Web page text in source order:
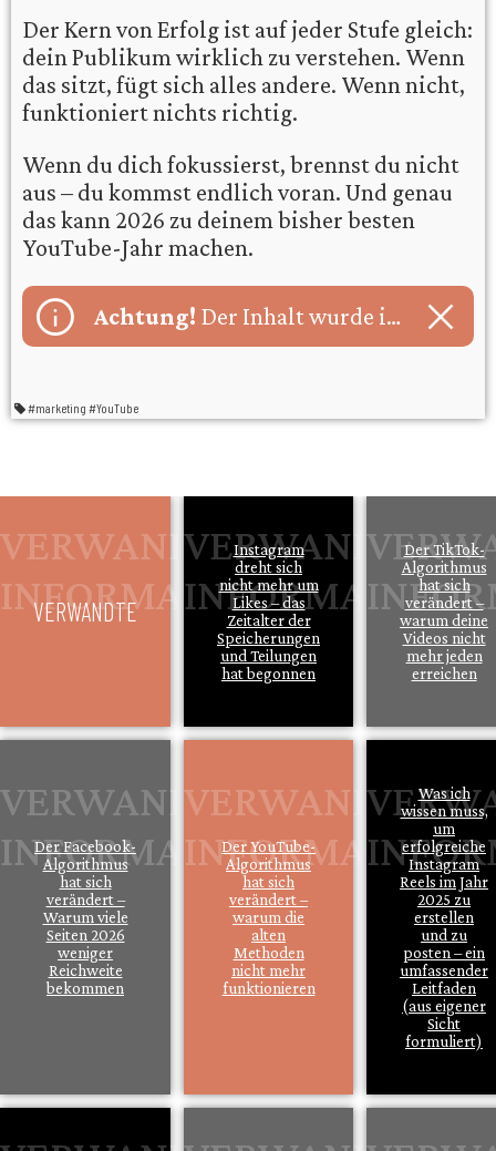
Der Kern von Erfolg ist auf jeder Stufe gleich:
dein Publikum wirklich zu verstehen. Wenn
das sitzt, fügt sich alles andere. Wenn nicht,
funktioniert nichts richtig.
Wenn du dich fokussierst, brennst du nicht
aus – du kommst endlich voran. Und genau
das kann 2026 zu deinem bisher besten
YouTube-Jahr machen.
Achtung! Der Inhalt wurde im Rahmen des Projekts Künstliche Intelligenz erstellt! close
#marketing #YouTube
VERWANDTE
Instagram
dreht sich
nicht mehr um
Likes – das
Zeitalter der
Speicherungen
und Teilungen
hat begonnen
Der TikTok-
Algorithmus
hat sich
verändert –
warum deine
Videos nicht
mehr jeden
erreichen
Der Facebook-
Algorithmus
hat sich
verändert –
Warum viele
Seiten 2026
weniger
Reichweite
bekommen
Der YouTube-
Algorithmus
hat sich
verändert –
warum die
alten
Methoden
nicht mehr
funktionieren
Was ich
wissen muss,
um
erfolgreiche
Instagram
Reels im Jahr
2025 zu
erstellen
und zu
posten – ein
umfassender
Leitfaden
(aus eigener
Sicht
formuliert)